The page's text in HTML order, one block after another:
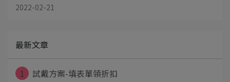
2022-02-21
最新文章
1
試戴方案-填表單領折扣